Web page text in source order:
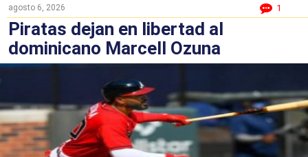
agosto 6, 2026 1
Piratas dejan en libertad al
dominicano Marcell Ozuna